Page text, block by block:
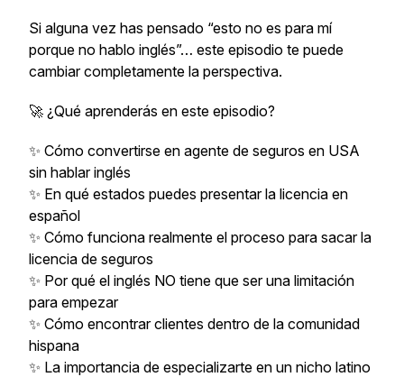
Si alguna vez has pensado “esto no es para mí
porque no hablo inglés”… este episodio te puede
cambiar completamente la perspectiva.
🚀 ¿Qué aprenderás en este episodio?
✨ Cómo convertirse en agente de seguros en USA
sin hablar inglés
✨ En qué estados puedes presentar la licencia en
español
✨ Cómo funciona realmente el proceso para sacar la
licencia de seguros
✨ Por qué el inglés NO tiene que ser una limitación
para empezar
✨ Cómo encontrar clientes dentro de la comunidad
hispana
✨ La importancia de especializarte en un nicho latino